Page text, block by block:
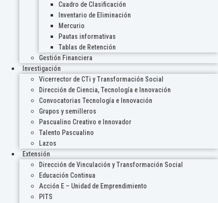
Cuadro de Clasificación
Inventario de Eliminación
Mercurio
Pautas informativas
Tablas de Retención
Gestión Financiera
Investigación
Vicerrector de CTi y Transformación Social
Dirección de Ciencia, Tecnología e Innovación
Convocatorias Tecnología e Innovación
Grupos y semilleros
Pascualino Creativo e Innovador
Talento Pascualino
Lazos
Extensión
Dirección de Vinculación y Transformación Social
Educación Continua
Acción E – Unidad de Emprendimiento
PITS